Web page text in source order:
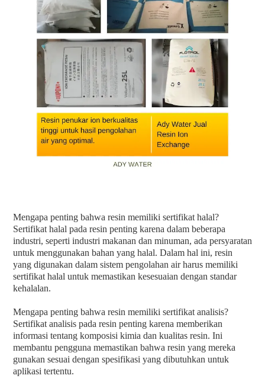
Mengapa penting bahwa resin memiliki sertifikat halal?
Sertifikat halal pada resin penting karena dalam beberapa
industri, seperti industri makanan dan minuman, ada persyaratan
untuk menggunakan bahan yang halal. Dalam hal ini, resin
yang digunakan dalam sistem pengolahan air harus memiliki
sertifikat halal untuk memastikan kesesuaian dengan standar
kehalalan.
Mengapa penting bahwa resin memiliki sertifikat analisis?
Sertifikat analisis pada resin penting karena memberikan
informasi tentang komposisi kimia dan kualitas resin. Ini
membantu pengguna memastikan bahwa resin yang mereka
gunakan sesuai dengan spesifikasi yang dibutuhkan untuk
aplikasi tertentu.